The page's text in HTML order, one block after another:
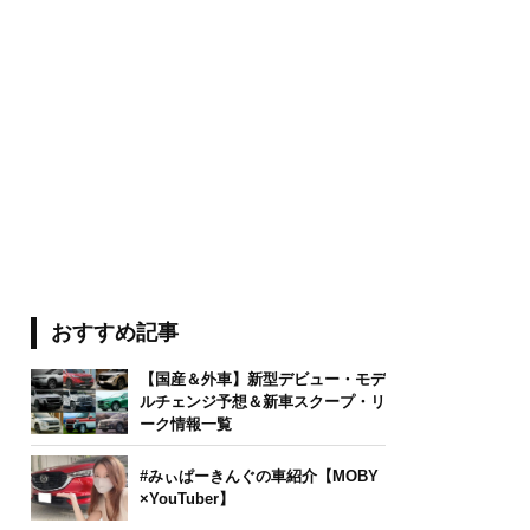
おすすめ記事
【国産＆外車】新型デビュー・モデ
ルチェンジ予想＆新車スクープ・リ
ーク情報一覧
#みぃぱーきんぐの車紹介【MOBY
×YouTuber】